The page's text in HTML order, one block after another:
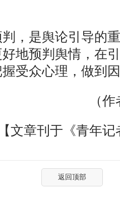
是舆论引导的重
地预判舆情，在
受众心理，做到
（作者
章刊于《青年记
返回顶部